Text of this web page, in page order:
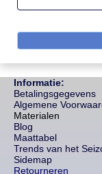
Informatie:
Betalingsgegevens
Algemene
Materialen
Blog
Maattabel
Trends van het
Sidemap
Retourneren